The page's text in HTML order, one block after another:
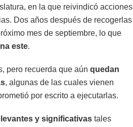
en la que reivindicó acciones
Dos años después de recogerlas
mes de septiembre, lo que
este.
pero recuerda que aún quedan
, algunas de las cuales vienen
por escrito a ejecutarlas.
y significativas tales